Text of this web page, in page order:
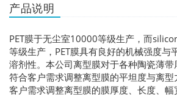
产品说明
PET膜于无尘室10000等级生产，而
等级生产，PET膜具有良好的机械强度与
溶剂性。本公司离型膜对于各种陶瓷薄
符合客户需求调整离型膜的平坦度与离
客户需求调整离型膜的膜厚度、长度、幅